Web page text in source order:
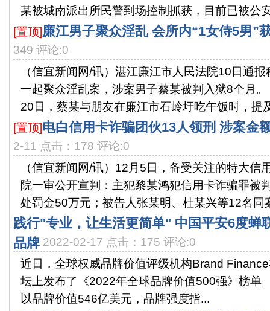
某被城南派出所民警到场控制抓获，目前已被公
[置顶]廉江男子聚众淫乱 会所内“1女侍5男”
349 评论:0
（信宜新闻网/讯）湛江廉江市人民法院10日通
一起聚众淫乱案，涉案男子蔡某被判入狱8个
20日，蔡某与朋友在廉江市石岭圩吃午饭时，提
[置顶]电白信用卡诈骗团伙13人领刑 涉案金
2-11 点击：178 评论:0
（信宜新闻网/讯）12月5日，备受关注的特大信
院一审公开宣判：主犯黎某鸿犯信用卡诈骗罪被
处罚金50万元；被告人张某明、杜某兴等12名同
践行"专业，让生活更简单" 中国平安6度蝉
品牌 2022-02-17 点击：175 评论:0
近日，全球权威品牌价值评级机构Brand
坛上发布了《2022年全球品牌价值500强》榜单
以品牌价值546亿美元，品牌强度指...